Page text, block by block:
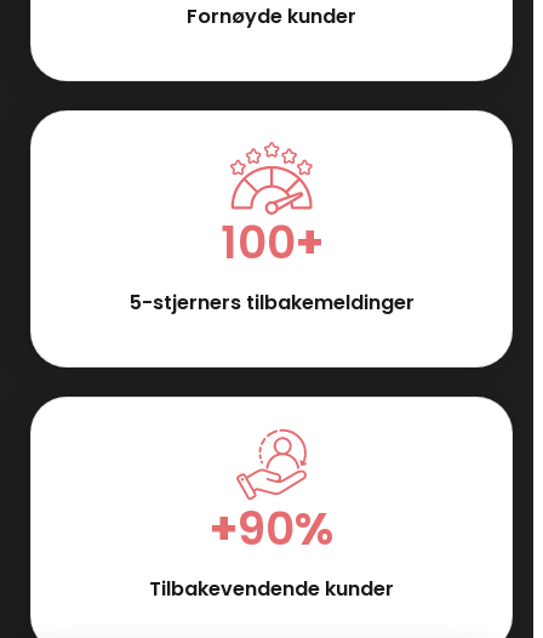
Fornøyde kunder
100+
5-stjerners tilbakemeldinger
+90%
Tilbakevendende kunder